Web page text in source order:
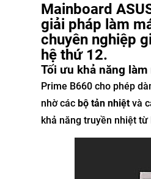
Mainboard
giải pháp làm
chuyên nghiệp
hệ thứ 12.
Tối ưu khả năng
Prime B660 cho phép
nhờ các bộ tản nhiệtvà
khả năng truyền nhiệt từ